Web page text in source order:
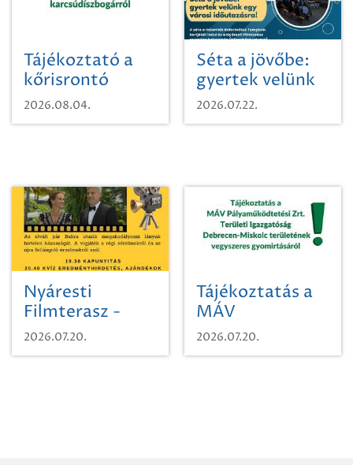
Tájékoztató a
kőrisrontó
karcsúdíszbogárról
2026.08.04.
Séta a jövőbe:
gyertek velünk
egy városi
időutazásra!
2026.07.22.
Nyáresti
Filmterasz -
Beugró a
Paradicsomba
2026.07.20.
Tájékoztatás a
MÁV
Pályaműködtetési
Zrt. Területi
2026.07.20.